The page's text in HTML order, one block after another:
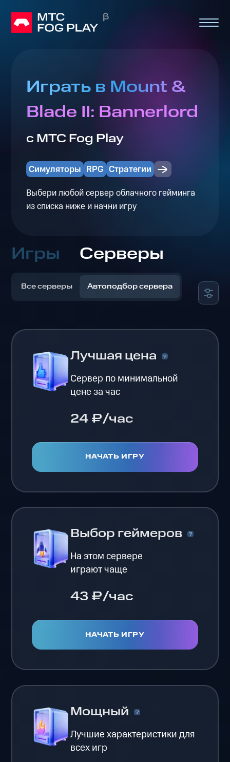
Играть в Mount &
Blade II: Bannerlord
с МТС Fog Play
Симуляторы RPG Стратегии
Выбери любой сервер облачного гейминга
из списка ниже и начни игру
Игры Серверы
Все серверы Автоподбор сервера
Лучшая цена
Сервер по минимальной
цене за час
24 ₽/час
НАЧАТЬ ИГРУ
Выбор геймеров
На этом сервере
играют чаще
43 ₽/час
НАЧАТЬ ИГРУ
Мощный
Лучшие характеристики для
всех игр